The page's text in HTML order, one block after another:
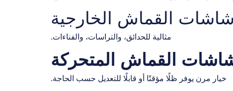
مثالية للحدائق، والتراسات، والفناءات.
خيار مرن يوفر ظلًا مؤقتًا أو قابلًا للتعديل حسب الحاجة.